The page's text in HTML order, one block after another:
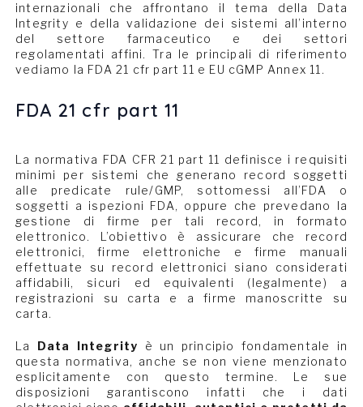
internazionali che affrontano il tema della Data
Integrity e della validazione dei sistemi all’interno
del settore farmaceutico e dei settori
regolamentati affini. Tra le principali di riferimento
vediamo la FDA 21 cfr part 11 e EU cGMP Annex 11.
FDA 21 cfr part 11
La normativa FDA CFR 21 part 11 definisce i requisiti
minimi per sistemi che generano record soggetti
alle predicate rule/GMP, sottomessi all’FDA o
soggetti a ispezioni FDA, oppure che prevedano la
gestione di firme per tali record, in formato
elettronico. L’obiettivo è assicurare che record
elettronici, firme elettroniche e firme manuali
effettuate su record elettronici siano considerati
affidabili, sicuri ed equivalenti (legalmente) a
registrazioni su carta e a firme manoscritte su
carta.
La Data Integrity è un principio fondamentale in
questa normativa, anche se non viene menzionato
esplicitamente con questo termine. Le sue
disposizioni garantiscono infatti che i dati